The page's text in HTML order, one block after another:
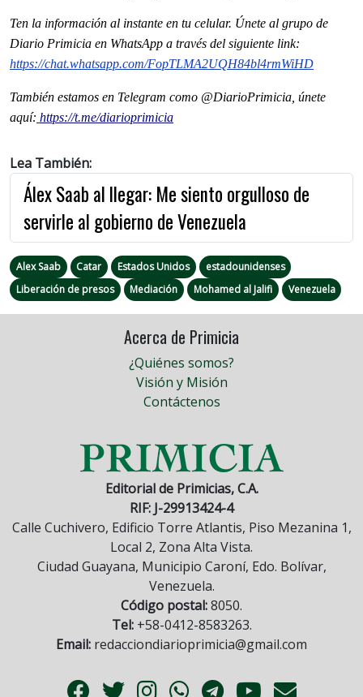
Ten la información al instante en tu celular. Únete al grupo de
Diario Primicia en WhatsApp a través del siguiente link:
https://chat.whatsapp.com/FopTLMA2UQH84bl4rmWiHD
También estamos en Telegram como @DiarioPrimicia, únete
aquí: https://t.me/diarioprimicia
Lea También:
Álex Saab al llegar: Me siento orgulloso de
servirle al gobierno de Venezuela
Alex Saab Catar Estados Unidos
estadounidenses
Liberación de presos
Mediación Mohamed al Jalifi Venezuela
Acerca de Primicia
¿Quiénes somos?
Visión y Misión
Contáctenos
Editorial de Primicias, C.A.
RIF: J-29913424-4
Calle Cuchivero, Edificio Torre Atlantis, Piso Mezanina 1,
Local 2, Zona Alta Vista.
Ciudad Guayana, Municipio Caroní, Edo. Bolívar,
Venezuela.
Código postal:8050.
Tel:+58-0412-8583263.
Email: redacciondiarioprimicia@gmail.com